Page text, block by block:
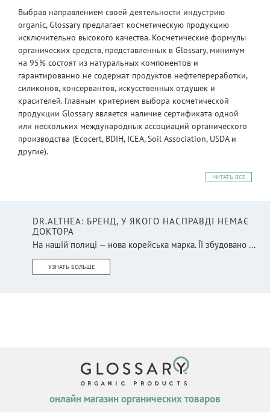
Выбрав направлением своей деятельности индустрию
organic, Glossary предлагает косметическую продукцию
исключительно высокого качества. Косметические формулы
органических средств, представленных в Glossary, минимум
на 95% состоят из натуральных компонентов и
гарантированно не содержат продуктов нефтепереработки,
силиконов, консервантов, искусственных отдушек и
красителей. Главным критерием выбора косметической
продукции Glossary является наличие сертификата одной
или нескольких международных ассоциаций органического
производства (Ecocert, BDIH, ICEA, Soil Association, USDA и
другие).
ЧИТАТЬ ВСЕ
DR.ALTHEA: БРЕНД, У ЯКОГО НАСПРАВДІ НЕМАЄ
ДОКТОРА
На нашій полиці — нова корейська марка. Її збудовано ...
УЗНАТЬ БОЛЬШЕ
онлайн магазин органических товаров